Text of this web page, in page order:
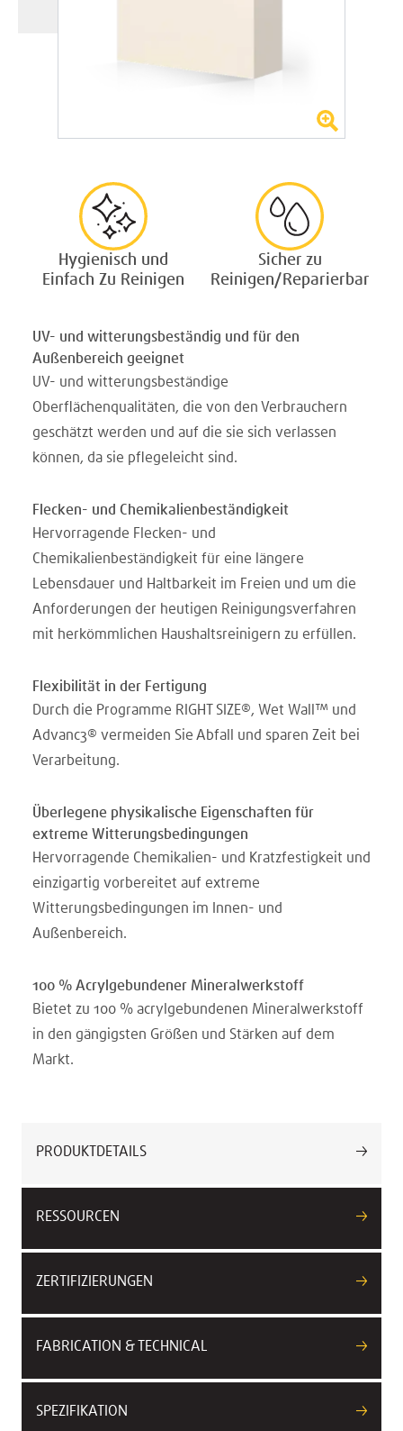
Hygienisch und
Einfach Zu Reinigen
Sicher zu
Reinigen/Reparierbar
UV- und witterungsbeständig und für den
Außenbereich geeignet
UV- und witterungsbeständige
Oberflächenqualitäten, die von den Verbrauchern
geschätzt werden und auf die sie sich verlassen
können, da sie pflegeleicht sind.
Flecken- und Chemikalienbeständigkeit
Hervorragende Flecken- und
Chemikalienbeständigkeit für eine längere
Lebensdauer und Haltbarkeit im Freien und um die
Anforderungen der heutigen Reinigungsverfahren
mit herkömmlichen Haushaltsreinigern zu erfüllen.
Flexibilität in der Fertigung
Durch die Programme RIGHT SIZE®, Wet Wall™ und
Advanc3® vermeiden Sie Abfall und sparen Zeit bei
Verarbeitung.
Überlegene physikalische Eigenschaften für
extreme Witterungsbedingungen
Hervorragende Chemikalien- und Kratzfestigkeit und
einzigartig vorbereitet auf extreme
Witterungsbedingungen im Innen- und
Außenbereich.
100 % Acrylgebundener Mineralwerkstoff
Bietet zu 100 % acrylgebundenen Mineralwerkstoff
in den gängigsten Größen und Stärken auf dem
Markt.
PRODUKTDETAILS
RESSOURCEN
ZERTIFIZIERUNGEN
FABRICATION & TECHNICAL
SPEZIFIKATION